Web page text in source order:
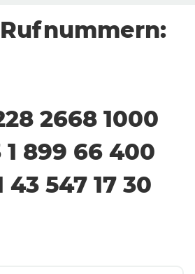
2668 1000
1 899 66 400
43 547 17 30